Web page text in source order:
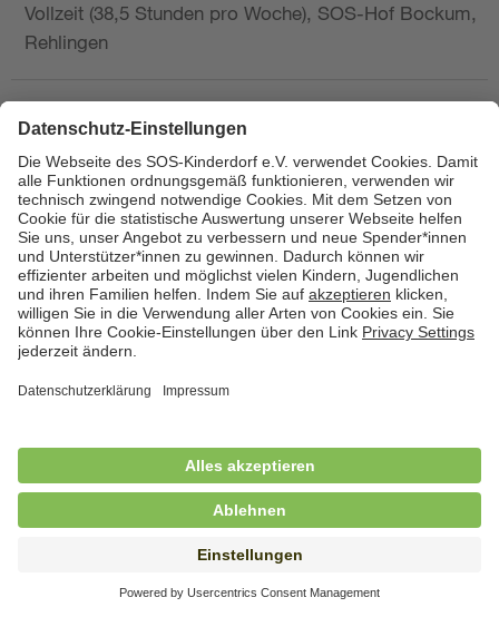
Vollzeit (38,5 Stunden pro Woche), SOS-Hof Bockum,
Rehlingen
Hauswirtschafterin / Köchin (m/w/d) als
Ausbilderin (m/w/d) im Bereich
Nahrungszubereitung
in Vollzeit (38,5 Std./Wo.), SOS-Kinderdorf
Saarbrücken, Saarbrücken
Hauswirtschaftskraft (m/w/d)
in Teilzeit (mind. 20 - max. 30 Std./.Wo.), SOS-
Hauswirtschaftskraft (m/w/d)
in unbefristeter Anstellung, Teilzeit (20 Std./Wo.), SOS-
Kinderdorf Dortmund, Hagen